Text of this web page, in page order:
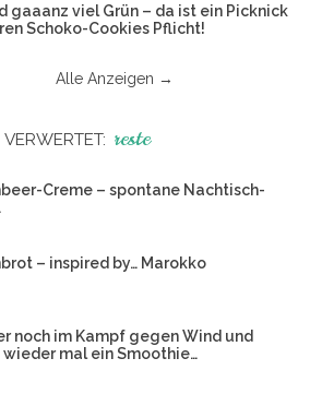
gaaanz viel Grün – da ist ein Picknick
Schoko-Cookies Pflicht!
Alle Anzeigen →
VERWERTET: reste
Creme – spontane Nachtisch-
– inspired by… Marokko
noch im Kampf gegen Wind und
mal ein Smoothie…